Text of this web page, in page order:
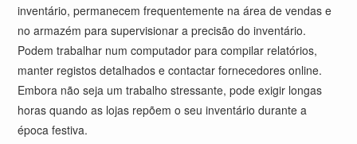
inventário, permanecem frequentemente na área de vendas e
no armazém para supervisionar a precisão do inventário.
Podem trabalhar num computador para compilar relatórios,
manter registos detalhados e contactar fornecedores online.
Embora não seja um trabalho stressante, pode exigir longas
horas quando as lojas repõem o seu inventário durante a
época festiva.